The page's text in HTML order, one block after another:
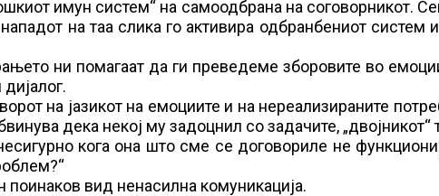
имун систем“ на самоодбрана на соговорникот.
на таа слика го активира одбранбениот систем
ни помагаат да ги преведеме зборовите во
на јазикот на емоциите и на нереализираните
дека некој му задоцнил со задачите, „двојникот“
кога она што сме се договориле не
поинаков вид ненасилна комуникација.